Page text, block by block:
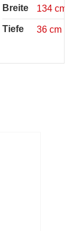
Breite 134 cm
Tiefe 36 cm